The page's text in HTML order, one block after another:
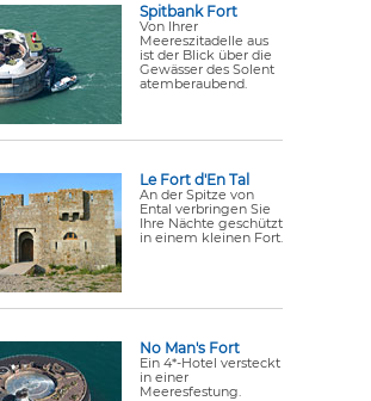
Spitbank Fort
Von Ihrer
Meereszitadelle aus
ist der Blick über die
Gewässer des Solent
atemberaubend.
Le Fort d'En Tal
An der Spitze von
Ental verbringen Sie
Ihre Nächte geschützt
in einem kleinen Fort.
No Man's Fort
Ein 4*-Hotel versteckt
in einer
Meeresfestung.